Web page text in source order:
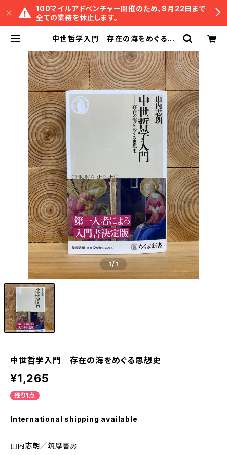
100マイルアドベンチャー開催のため、8月22日まで
全ての業務を休止します。
中世哲学入門 存在の海をめぐる思
1/1
中世哲学入門 存在の海をめぐる思想史
¥1,265
残り1点
International shipping available
山内志朗／筑摩書房